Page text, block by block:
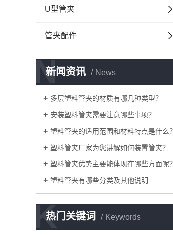
U型管夹
管夹配件
新闻资讯 News
N
多层塑料管夹的材质有哪几种类型？
安装塑料管夹需要注意哪些事项？
塑料管夹的适用范围和材料特点是什么？
塑料管夹厂家为您讲解如何装置管夹？
塑料管夹优势主要能体现在哪些方面呢？
塑料管夹有哪些分类及其他说明
热门关键词 Keywords
K